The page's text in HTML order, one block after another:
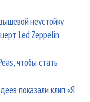
неустойку
Led Zeppelin
чтобы стать
показали клип «Я